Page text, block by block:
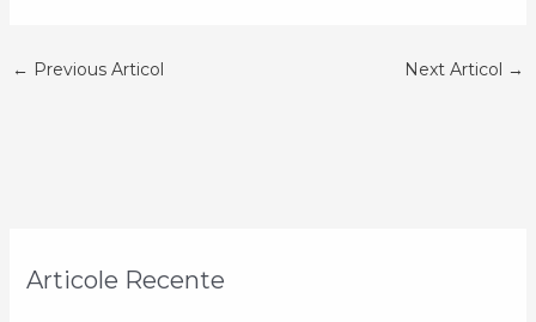
← Previous Articol Next Articol →
Articole Recente